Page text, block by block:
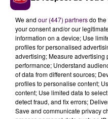
confirme l'Office français
été définitivement levé
août auprès des
Sarthe, grâce aux
et à l'enquête de
par l'OFB.
We and our (447) partnersdo
your consent and/or our
information on a device; Use
profiles for personalised
advertising; Measure advertising
performance; Understand
of data from different sources;
profiles to personalise content;
content; Use limited data to
detect fraud, and fix errors;
Save and communicate privacy